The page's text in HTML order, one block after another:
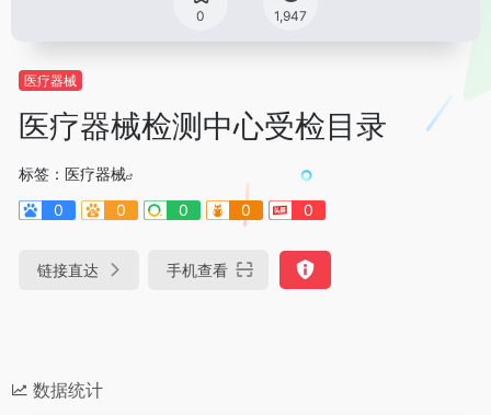
0 1,947
医疗器械
医疗器械检测中心受检目录
标签： 医疗器械
0
0 0 0 0
链接直达 手机查看
数据统计